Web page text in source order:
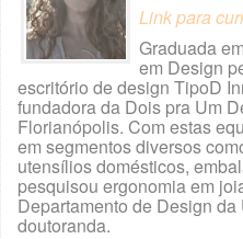
Link para
Graduada
em Design
escritório de design TipoD
fundadora da Dois pra Um
Florianópolis. Com estas
em segmentos diversos
utensílios domésticos,
pesquisou ergonomia em
Departamento de Design
doutoranda.